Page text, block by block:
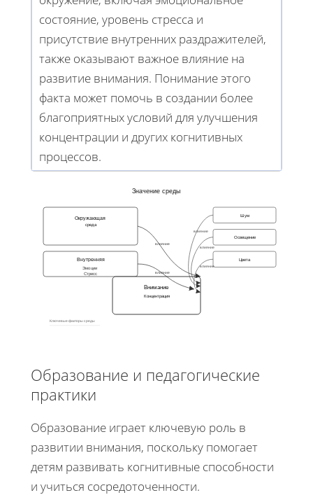
состояние, уровень стресса и
присутствие внутренних раздражителей,
также оказывают важное влияние на
развитие внимания. Понимание этого
факта может помочь в создании более
благоприятных условий для улучшения
концентрации и других когнитивных
процессов.
Значение среды
Окружающая
среда
Внутренняя
Эмоции
Стресс
Шум
Освещение
Цвета
Внимание
Концентрация
влияние
влияние
влияние
влияние
влияние
Ключевые факторы среды
Образование и педагогические
практики
Образование играет ключевую роль в
развитии внимания, поскольку помогает
детям развивать когнитивные способности
и учиться сосредоточенности.